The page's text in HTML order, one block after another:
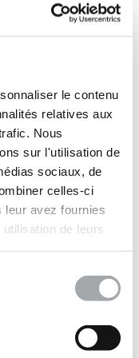
le contenu
relatives aux
Nous
sur l'utilisation de
sociaux, de
celles-ci
leur avez fournies
de leurs
NF P94-500:
ouvrages
les contraintes du projet
justification des
dans le cas de
charge fournis
et/ou pendant